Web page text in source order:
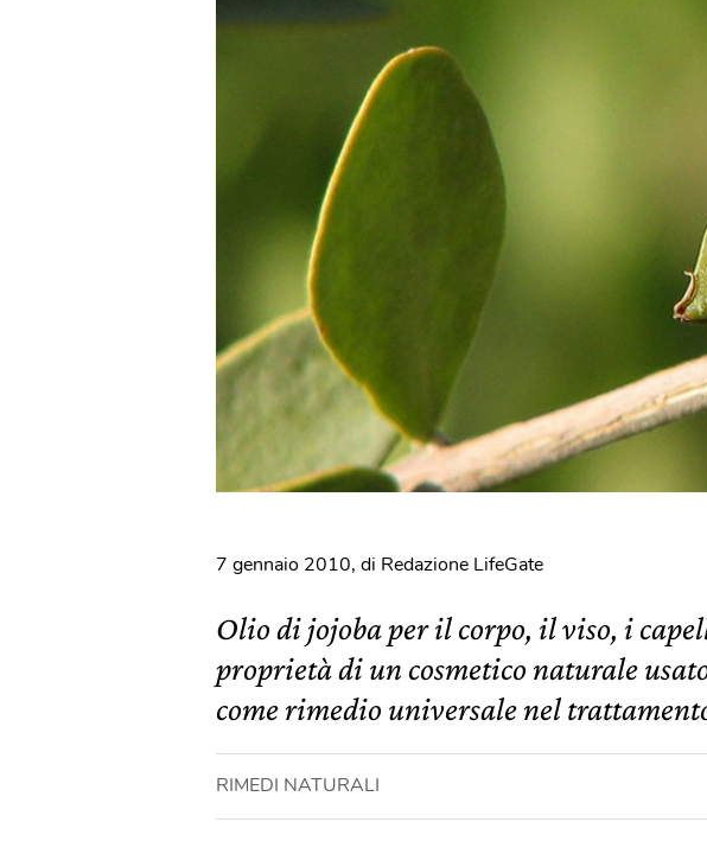
7 gennaio 2010, di Redazione LifeGate
Olio di jojoba per il corpo, il viso, i
proprietà di un cosmetico naturale
come rimedio universale nel
RIMEDI NATURALI